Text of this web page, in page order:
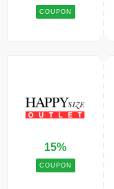
COUPON
15%
COUPON